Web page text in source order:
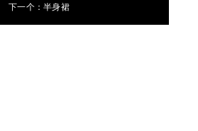
下一个：半身裙